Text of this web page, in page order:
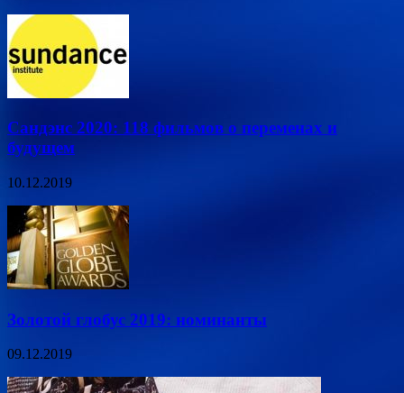
Сандэнс 2020: 118 фильмов о переменах и
будущем
10.12.2019
Золотой глобус 2019: номинанты
09.12.2019